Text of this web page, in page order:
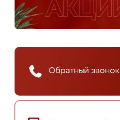
Обратный звонок